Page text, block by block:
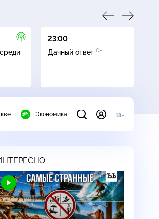
23:00
Дачный ответ 0+
Экономика 18+